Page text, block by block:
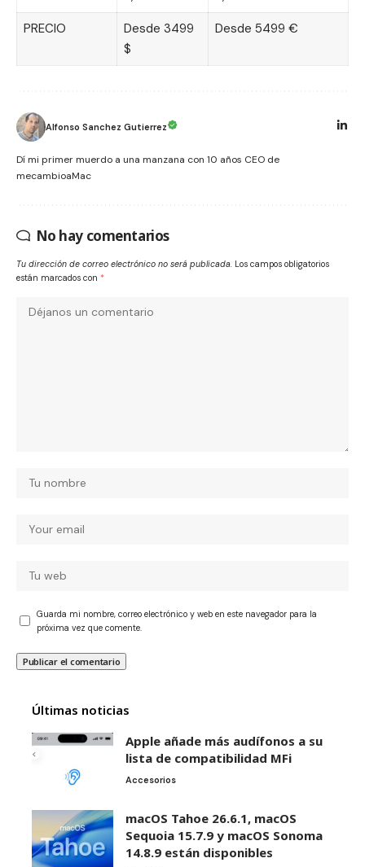
PRECIO
Desde 3499
$
Desde 5499 €
Alfonso Sanchez Gutierrez
Dí mi primer muerdo a una manzana con 10 años CEO de
mecambioaMac
No hay comentarios
Tu dirección de correo electrónico no será publicada. Los campos obligatorios
están marcados con *
Guarda mi nombre, correo electrónico y web en este navegador para la
próxima vez que comente.
Últimas noticias
Apple añade más audífonos a su
lista de compatibilidad MFi
Accesorios
macOS Tahoe 26.6.1, macOS
Sequoia 15.7.9 y macOS Sonoma
14.8.9 están disponibles